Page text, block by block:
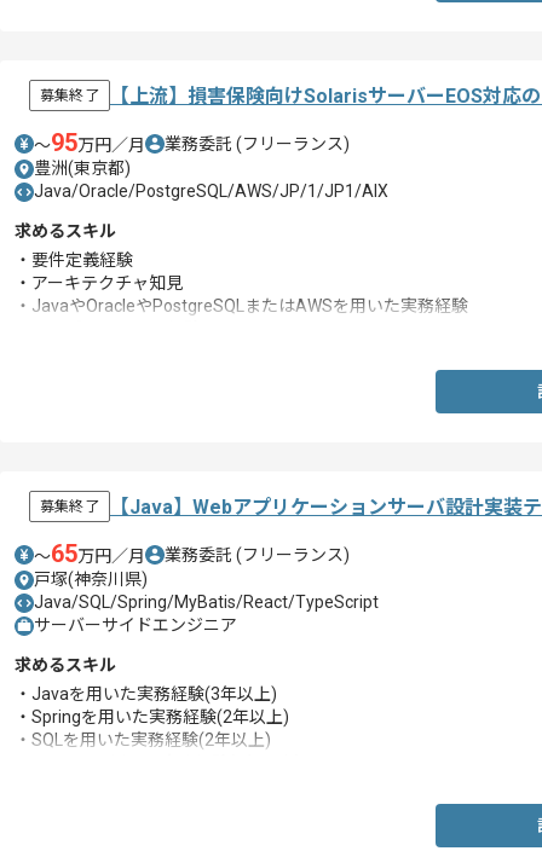
募集終了 【上流】損害保険向けSolarisサーバーEOS対応
〜95万円／月 業務委託 (フリーランス)
豊洲(東京都)
Java/Oracle/PostgreSQL/AWS/JP/1/JP1/AIX
求めるスキル
・要件定義経験
・アーキテクチャ知見
・JavaやOracleやPostgreSQLまたはAWSを用いた実務経験
募集終了 【Java】Webアプリケーションサーバ設計実装
〜65万円／月 業務委託 (フリーランス)
戸塚(神奈川県)
Java/SQL/Spring/MyBatis/React/TypeScript
サーバーサイドエンジニア
求めるスキル
・Javaを用いた実務経験(3年以上)
・Springを用いた実務経験(2年以上)
・SQLを用いた実務経験(2年以上)